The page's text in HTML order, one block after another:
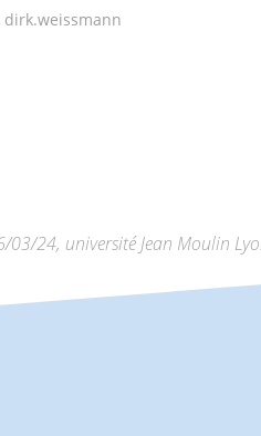
dirk.weissmann
03/24, université Jean Moulin